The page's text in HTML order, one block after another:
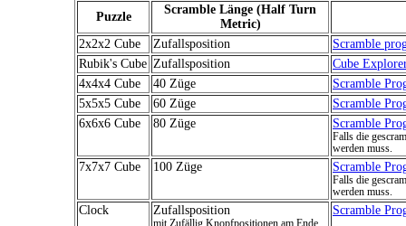
Puzzle
Scramble Länge (Half Turn
Metric)
2x2x2 Cube
Zufallsposition
Scramble
Rubik's Cube Zufallsposition
Cube
4x4x4 Cube
40 Züge
Scramble
5x5x5 Cube
60 Züge
Scramble
6x6x6 Cube
80 Züge Scramble
Falls die
werden muss.
7x7x7 Cube 100 Züge Scramble
Falls die
werden muss.
Clock Zufallsposition Scramble